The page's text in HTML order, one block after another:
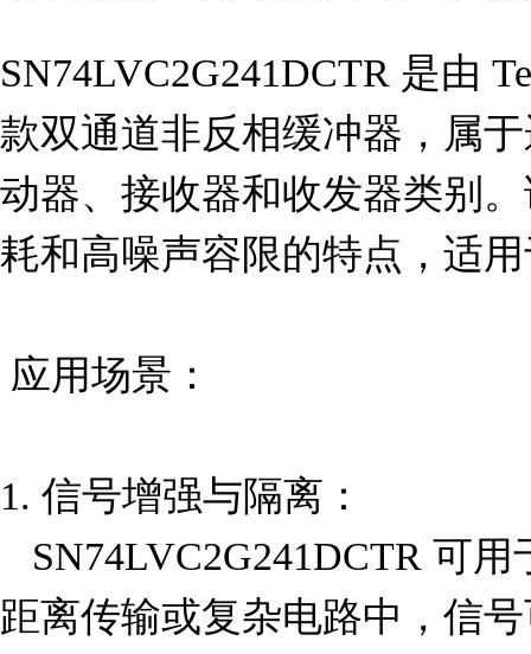
SN74LVC2G241DCTR 是由
款双通道非反相缓冲器，属
动器、接收器和收发器类别
耗和高噪声容限的特点，适
1. 信号增强与隔离：
距离传输或复杂电路中，信